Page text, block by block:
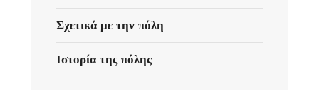
Σχετικά με την πόλη
Ιστορία της πόλης